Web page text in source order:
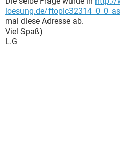
loesung.de/
mal diese Adresse ab.
Viel Spaß)
L.G